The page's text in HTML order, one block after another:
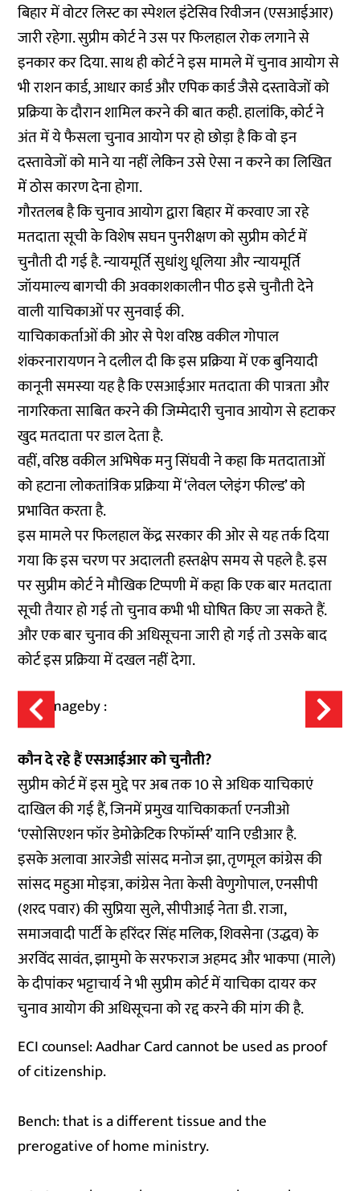
बिहार में वोटर लिस्ट का स्पेशल इंटेसिव रिवीजन (एसआईआर)
जारी रहेगा. सुप्रीम कोर्ट ने उस पर फिलहाल रोक लगाने से
इनकार कर दिया. साथ ही कोर्ट ने इस मामले में चुनाव आयोग से
भी राशन कार्ड, आधार कार्ड और एपिक कार्ड जैसे दस्तावेजों को
प्रक्रिया के दौरान शामिल करने की बात कही. हालांकि, कोर्ट ने
अंत में ये फैसला चुनाव आयोग पर हो छोड़ा है कि वो इन
दस्तावेजों को माने या नहीं लेकिन उसे ऐसा न करने का लिखित
में ठोस कारण देना होगा.
गौरतलब है कि चुनाव आयोग द्वारा बिहार में करवाए जा रहे
मतदाता सूची के विशेष सघन पुनरीक्षण को सुप्रीम कोर्ट में
चुनौती दी गई है. न्यायमूर्ति सुधांशु धूलिया और न्यायमूर्ति
जॉयमाल्य बागची की अवकाशकालीन पीठ इसे चुनौती देने
वाली याचिकाओं पर सुनवाई की.
याचिकाकर्ताओं की ओर से पेश वरिष्ठ वकील गोपाल
शंकरनारायणन ने दलील दी कि इस प्रक्रिया में एक बुनियादी
कानूनी समस्या यह है कि एसआईआर मतदाता की पात्रता और
नागरिकता साबित करने की जिम्मेदारी चुनाव आयोग से हटाकर
खुद मतदाता पर डाल देता है.
वहीं, वरिष्ठ वकील अभिषेक मनु सिंघवी ने कहा कि मतदाताओं
को हटाना लोकतांत्रिक प्रक्रिया में ‘लेवल प्लेइंग फील्ड’ को
प्रभावित करता है.
इस मामले पर फिलहाल केंद्र सरकार की ओर से यह तर्क दिया
गया कि इस चरण पर अदालती हस्तक्षेप समय से पहले है. इस
पर सुप्रीम कोर्ट ने मौखिक टिप्पणी में कहा कि एक बार मतदाता
सूची तैयार हो गई तो चुनाव कभी भी घोषित किए जा सकते हैं.
और एक बार चुनाव की अधिसूचना जारी हो गई तो उसके बाद
कोर्ट इस प्रक्रिया में दखल नहीं देगा.
कौन दे रहे हैं एसआईआर को चुनौती?
सुप्रीम कोर्ट में इस मुद्दे पर अब तक 10 से अधिक याचिकाएं
दाखिल की गई हैं, जिनमें प्रमुख याचिकाकर्ता एनजीओ
‘एसोसिएशन फॉर डेमोक्रेटिक रिफॉर्म्स’ यानि एडीआर है.
इसके अलावा आरजेडी सांसद मनोज झा, तृणमूल कांग्रेस की
सांसद महुआ मोइत्रा, कांग्रेस नेता केसी वेणुगोपाल, एनसीपी
(शरद पवार) की सुप्रिया सुले, सीपीआई नेता डी. राजा,
समाजवादी पार्टी के हरिंदर सिंह मलिक, शिवसेना (उद्धव) के
अरविंद सावंत, झामुमो के सरफराज अहमद और भाकपा (माले)
के दीपांकर भट्टाचार्य ने भी सुप्रीम कोर्ट में याचिका दायर कर
चुनाव आयोग की अधिसूचना को रद्द करने की मांग की है.
ECI counsel: Aadhar Card cannot be used as proof
of citizenship.
Bench: that is a different tissue and the
prerogative of home ministry.